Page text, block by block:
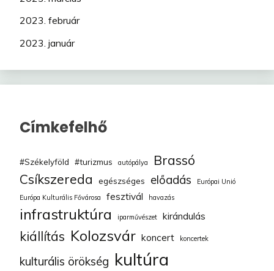
2023. február
2023. január
Címkefelhő
#Székelyföld #turizmus autópálya
Brassó
Csíkszereda
egészséges előadás
Európai Unió
Európa Kulturális Fővárosa
fesztivál havazás
infrastruktúra iparművészet kirándulás
kiállítás Kolozsvár koncert koncertek
kulturális örökség kultúra